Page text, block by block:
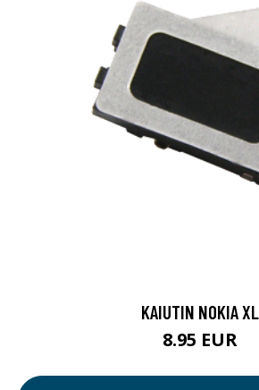
KAIUTIN NOKIA XL
8.95 EUR